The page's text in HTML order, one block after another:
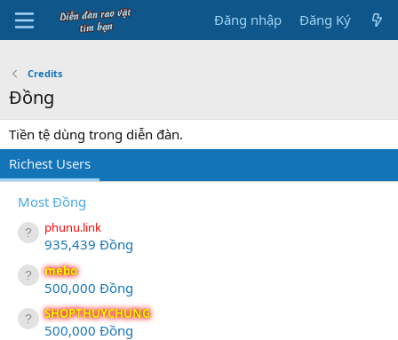
Đăng nhập Đăng Ký
Credits
Đồng
Tiền tệ dùng trong diễn đàn.
Richest Users
Most Đồng
phunu.link
935,439 Đồng
mebo
500,000 Đồng
SHOPTHUYCHUNG
500,000 Đồng